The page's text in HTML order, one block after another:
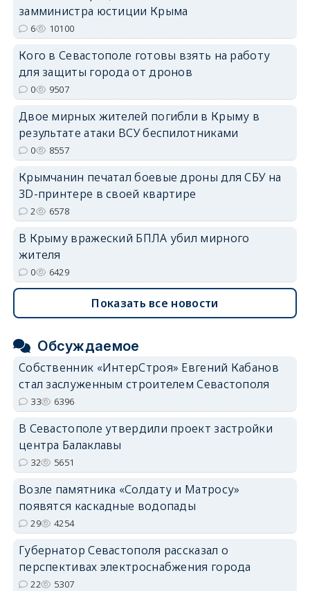
замминистра юстиции Крыма
6 10100
Кого в Севастополе готовы взять на работу
для защиты города от дронов
0 9507
Двое мирных жителей погибли в Крыму в
результате атаки ВСУ беспилотниками
0 8557
Крымчанин печатал боевые дроны для СБУ на
3D-принтере в своей квартире
2 6578
В Крыму вражеский БПЛА убил мирного
жителя
0 6429
Показать все новости
Обсуждаемое
Собственник «ИнтерСтроя» Евгений Кабанов
стал заслуженным строителем Севастополя
33 6396
В Севастополе утвердили проект застройки
центра Балаклавы
32 5651
Возле памятника «Солдату и Матросу»
появятся каскадные водопады
29 4254
Губернатор Севастополя рассказал о
перспективах электроснабжения города
22 5307